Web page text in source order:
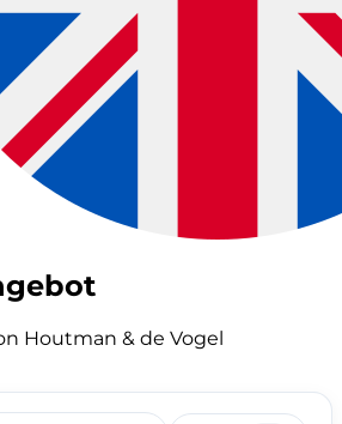
Houtman & de Vogel